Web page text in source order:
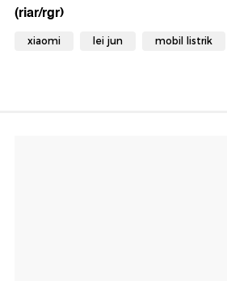
(riar/rgr)
xiaomi lei jun mobil listrik